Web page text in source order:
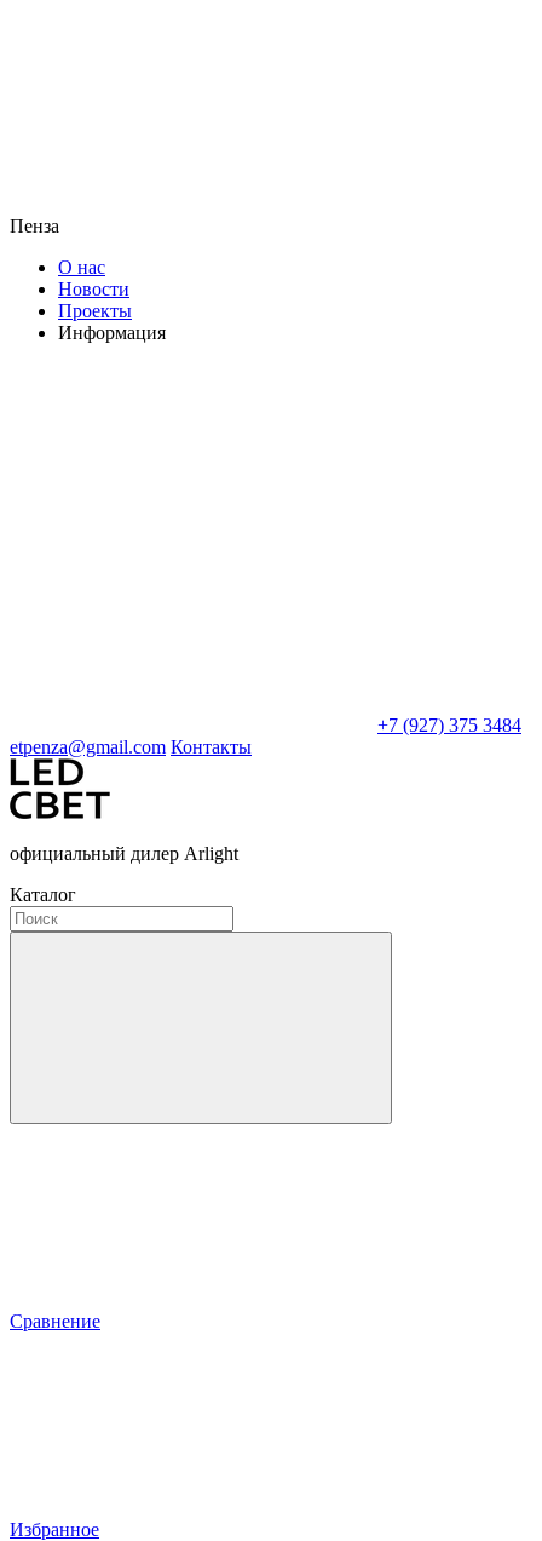
Пенза
О нас
Новости
Проекты
Информация
+7 (927) 375 3484
etpenza@gmail.com Контакты
официальный дилер Arlight
Каталог
Сравнение
Избранное